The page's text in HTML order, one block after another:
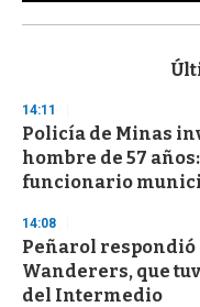
s
d
s
o
f
3
s
e
c
o
n
14:11
Policía de Minas
hombre de 57
funcionario
14:08
Peñarol respondió
Wanderers, que
del Intermedio